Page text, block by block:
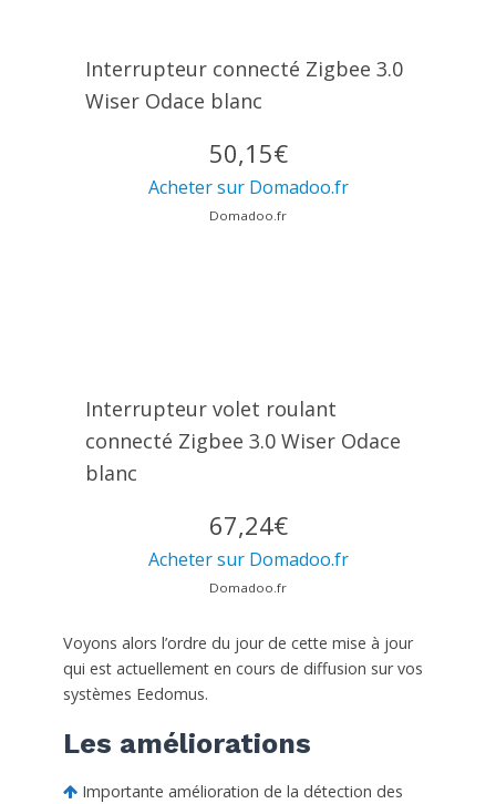
Interrupteur connecté Zigbee 3.0
Wiser Odace blanc
50,15€
Acheter sur Domadoo.fr
Domadoo.fr
Interrupteur volet roulant
connecté Zigbee 3.0 Wiser Odace
blanc
67,24€
Acheter sur Domadoo.fr
Domadoo.fr
Voyons alors l’ordre du jour de cette mise à jour
qui est actuellement en cours de diffusion sur vos
systèmes Eedomus.
Les améliorations
Importante amélioration de la détection des